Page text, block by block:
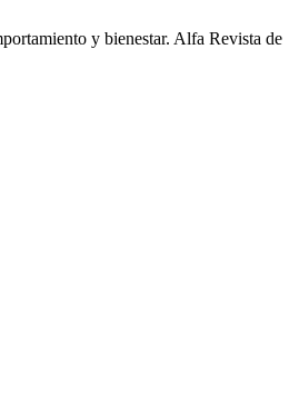
y bienestar. Alfa Revista de